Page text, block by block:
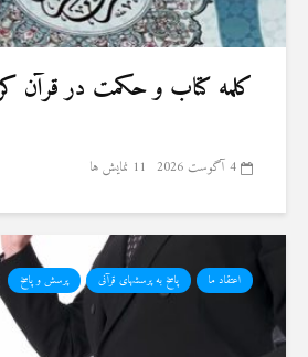
کلمه کتاب و حکمت در قرآن
4 آگوست 2026 11 نمایش ها
اعتقاد ما پاسخ به پرسشهای قرآنی پرسش و پاسخ